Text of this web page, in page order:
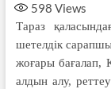
598 Views
Тараз
шетелдік
жоғары бағалап,
алдын алу,